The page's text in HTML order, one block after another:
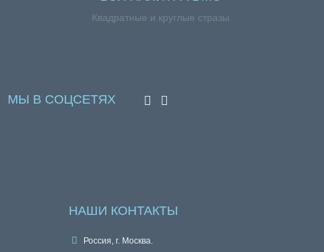
Квадратные и круглые стразы
МЫ В СОЦСЕТЯХ
НАШИ КОНТАКТЫ
Россия, г. Москва.